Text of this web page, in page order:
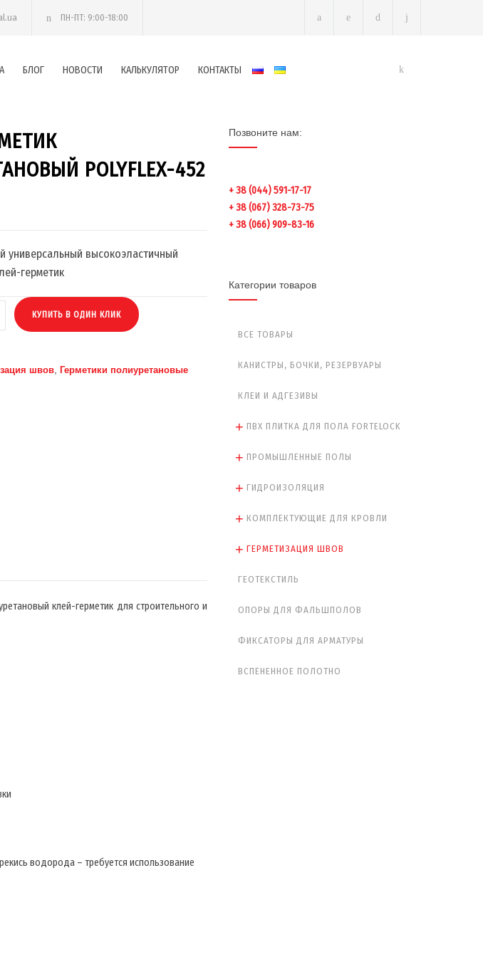
ПН-ПТ: 9:00-18:00
БЛОГ НОВОСТИ КАЛЬКУЛЯТОР КОНТАКТЫ
POLYFLEX-452
универсальный высокоэластичный
герметик
швов ,Герметики полиуретановые
клей-герметик для строительного и
водорода – требуется использование
Позвоните нам:
+ 38 (044) 591-17-17
+ 38 (067) 328-73-75
+ 38 (066) 909-83-16
Категории товаров
ВСЕ ТОВАРЫ
КАНИСТРЫ, БОЧКИ, РЕЗЕРВУАРЫ
КЛЕИ И АДГЕЗИВЫ
ПВХ ПЛИТКА ДЛЯ ПОЛА FORTELOCK
ПРОМЫШЛЕННЫЕ ПОЛЫ
ГИДРОИЗОЛЯЦИЯ
КОМПЛЕКТУЮЩИЕ ДЛЯ КРОВЛИ
ГЕРМЕТИЗАЦИЯ ШВОВ
ГЕОТЕКСТИЛЬ
ОПОРЫ ДЛЯ ФАЛЬШПОЛОВ
ФИКСАТОРЫ ДЛЯ АРМАТУРЫ
ВСПЕНЕННОЕ ПОЛОТНО